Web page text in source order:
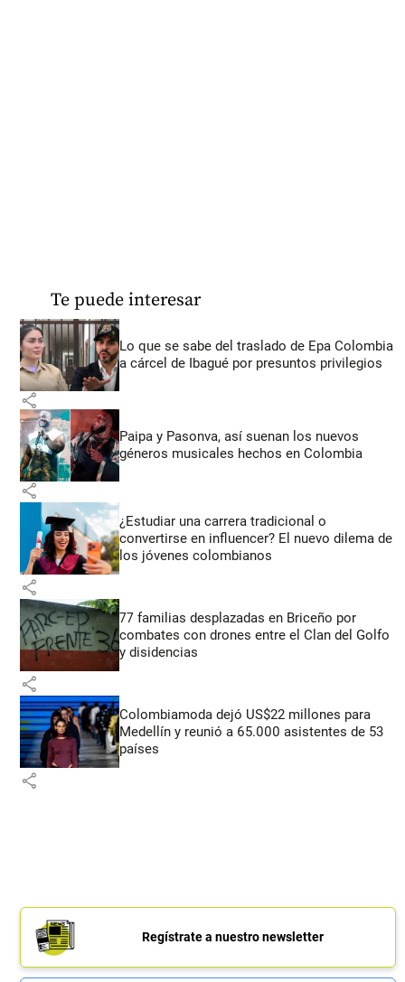
Te puede interesar
Lo que se sabe del traslado de Epa Colombia
a cárcel de Ibagué por presuntos privilegios
share
Paipa y Pasonva, así suenan los nuevos
géneros musicales hechos en Colombia
share
¿Estudiar una carrera tradicional o
convertirse en influencer? El nuevo dilema de
los jóvenes colombianos
share
77 familias desplazadas en Briceño por
combates con drones entre el Clan del Golfo
y disidencias
share
Colombiamoda dejó US$22 millones para
Medellín y reunió a 65.000 asistentes de 53
países
share
Regístrate a nuestro newsletter